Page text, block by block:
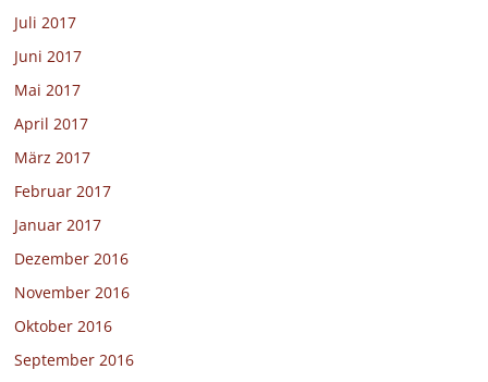
Juli 2017
Juni 2017
Mai 2017
April 2017
März 2017
Februar 2017
Januar 2017
Dezember 2016
November 2016
Oktober 2016
September 2016